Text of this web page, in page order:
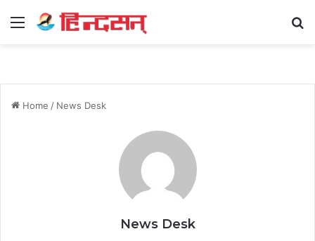
Menu
Home / News Desk
News Desk